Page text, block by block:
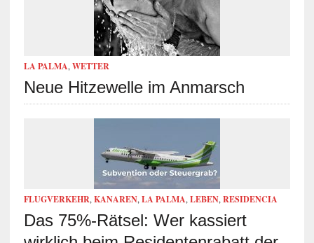
LA PALMA,WETTER
Neue Hitzewelle im Anmarsch
FLUGVERKEHR,KANAREN,LA PALMA,LEBEN,RESIDENCIA
Das 75%-Rätsel: Wer kassiert